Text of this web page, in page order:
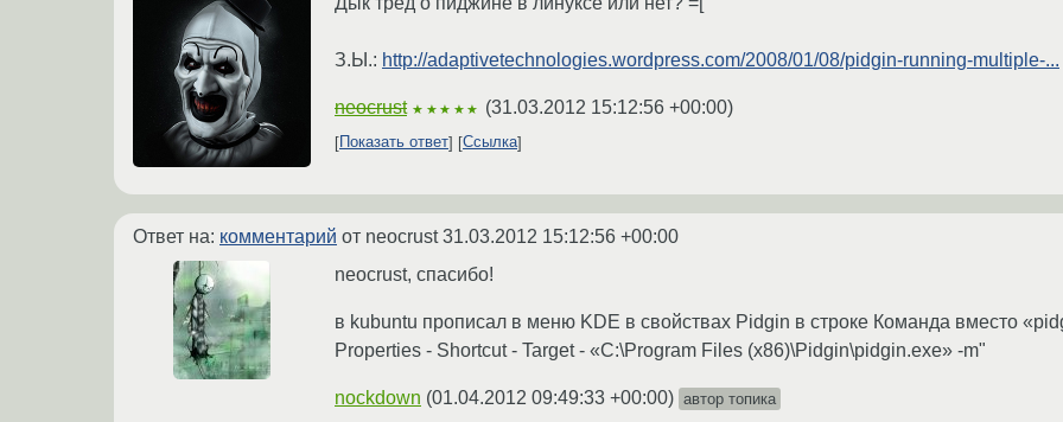
З.Ы.: http://adaptivetechnologies.wordpress.com/2008/01/08/pidgin-running-multiple-...
neocrust ★★★★★ (31.03.2012 15:12:56 +00:00)
Показать ответ Ссылка
Ответ на: комментарий от neocrust31.03.2012 15:12:56 +00:00
neocrust, спасибо!
в kubuntu прописал в меню KDE в свойствах Pidgin в строке Команда вместо
Properties - Shortcut - Target - «C:\Program Files (x86)\Pidgin\pidgin.exe» -m"
nockdown (01.04.2012 09:49:33 +00:00) автор топика